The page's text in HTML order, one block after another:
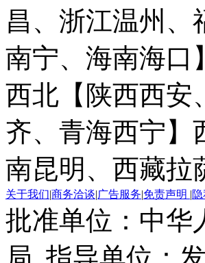
昌、浙江温州、
南宁、海南海口】
西北【陕西西安
齐、青海西宁】
南昆明、西藏拉
关于我们|商务洽谈|广告服务|免责声明 |
批准单位：中华